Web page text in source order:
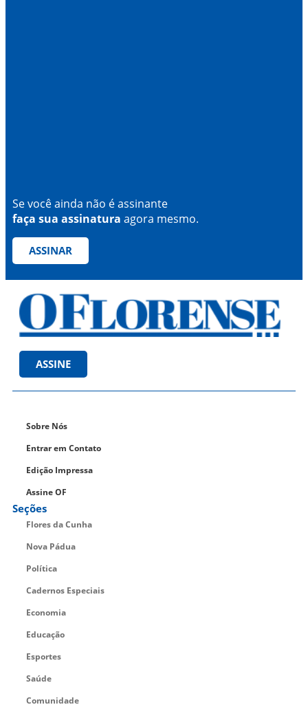
Se você ainda não é assinante
faça sua assinatura agora mesmo.
ASSINAR
ASSINE
Sobre Nós
Entrar em Contato
Edição Impressa
Assine OF
Seções
Flores da Cunha
Nova Pádua
Política
Cadernos Especiais
Economia
Educação
Esportes
Saúde
Comunidade